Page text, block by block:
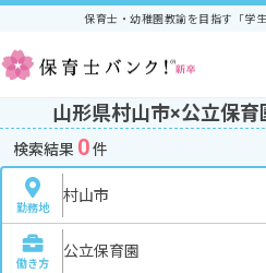
保育士・幼稚園教諭を目指す「学
山形県村山市×公立保
検索結果 0件
勤務地
村山市
働き方
公立保育園